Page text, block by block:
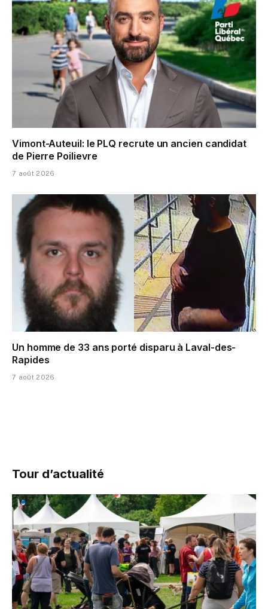
Vimont-Auteuil: le PLQ recrute un ancien candidat
de Pierre Poilievre
7 août 2026
Un homme de 33 ans porté disparu à Laval-des-
Rapides
7 août 2026
Tour d’actualité